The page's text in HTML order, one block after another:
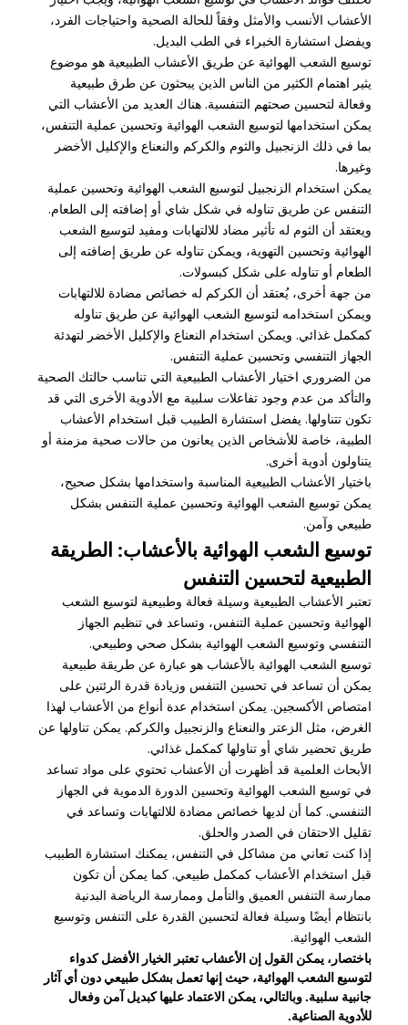
الأعشاب الأنسب والأمثل وفقاً للحالة الصحية واحتياجات الفرد،
ويفضل استشارة الخبراء في الطب البديل.
توسيع الشعب الهوائية عن طريق الأعشاب الطبيعية هو موضوع
يثير اهتمام الكثير من الناس الذين يبحثون عن طرق طبيعية
وفعالة لتحسين صحتهم التنفسية. هناك العديد من الأعشاب التي
يمكن استخدامها لتوسيع الشعب الهوائية وتحسين عملية التنفس،
بما في ذلك الزنجبيل والثوم والكركم والنعناع والإكليل الأخضر
وغيرها.
يمكن استخدام الزنجبيل لتوسيع الشعب الهوائية وتحسين عملية
التنفس عن طريق تناوله في شكل شاي أو إضافته إلى الطعام.
ويعتقد أن الثوم له تأثير مضاد للالتهابات ومفيد لتوسيع الشعب
الهوائية وتحسين التهوية، ويمكن تناوله عن طريق إضافته إلى
الطعام أو تناوله على شكل كبسولات.
من جهة أخرى، يُعتقد أن الكركم له خصائص مضادة للالتهابات
ويمكن استخدامه لتوسيع الشعب الهوائية عن طريق تناوله
كمكمل غذائي. ويمكن استخدام النعناع والإكليل الأخضر لتهدئة
الجهاز التنفسي وتحسين عملية التنفس.
من الضروري اختيار الأعشاب الطبيعية التي تناسب حالتك الصحية
والتأكد من عدم وجود تفاعلات سلبية مع الأدوية الأخرى التي قد
تكون تتناولها. يفضل استشارة الطبيب قبل استخدام الأعشاب
الطبية، خاصة للأشخاص الذين يعانون من حالات صحية مزمنة أو
يتناولون أدوية أخرى.
باختيار الأعشاب الطبيعية المناسبة واستخدامها بشكل صحيح،
يمكن توسيع الشعب الهوائية وتحسين عملية التنفس بشكل
طبيعي وآمن.
توسيع الشعب الهوائية بالأعشاب: الطريقة
الطبيعية لتحسين التنفس
تعتبر الأعشاب الطبيعية وسيلة فعالة وطبيعية لتوسيع الشعب
الهوائية وتحسين عملية التنفس، وتساعد في تنظيم الجهاز
التنفسي وتوسيع الشعب الهوائية بشكل صحي وطبيعي.
توسيع الشعب الهوائية بالأعشاب هو عبارة عن طريقة طبيعية
يمكن أن تساعد في تحسين التنفس وزيادة قدرة الرئتين على
امتصاص الأكسجين. يمكن استخدام عدة أنواع من الأعشاب لهذا
الغرض، مثل الزعتر والنعناع والزنجبيل والكركم. يمكن تناولها عن
طريق تحضير شاي أو تناولها كمكمل غذائي.
الأبحاث العلمية قد أظهرت أن الأعشاب تحتوي على مواد تساعد
في توسيع الشعب الهوائية وتحسين الدورة الدموية في الجهاز
التنفسي. كما أن لديها خصائص مضادة للالتهابات وتساعد في
تقليل الاحتقان في الصدر والحلق.
إذا كنت تعاني من مشاكل في التنفس، يمكنك استشارة الطبيب
قبل استخدام الأعشاب كمكمل طبيعي. كما يمكن أن تكون
ممارسة التنفس العميق والتأمل وممارسة الرياضة البدنية
بانتظام أيضًا وسيلة فعالة لتحسين القدرة على التنفس وتوسيع
الشعب الهوائية.
باختصار، يمكن القول إن الأعشاب تعتبر الخيار الأفضل كدواء
لتوسيع الشعب الهوائية، حيث إنها تعمل بشكل طبيعي دون أي آثار
جانبية سلبية. وبالتالي، يمكن الاعتماد عليها كبديل آمن وفعال
للأدوية الصناعية.